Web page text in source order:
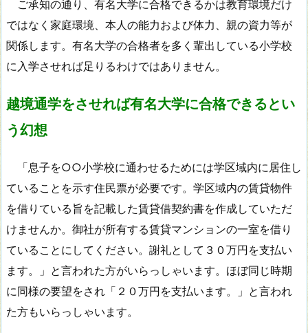
ご承知の通り、有名大学に合格できるかは教育環境だけ
ではなく家庭環境、本人の能力および体力、親の資力等が
関係します。有名大学の合格者を多く輩出している小学校
に入学させれば足りるわけではありません。
越境通学をさせれば有名大学に合格できるとい
う幻想
「息子を○○小学校に通わせるためには学区域内に居住し
ていることを示す住民票が必要です。学区域内の賃貸物件
を借りている旨を記載した賃貸借契約書を作成していただ
けませんか。御社が所有する賃貸マンションの一室を借り
ていることにしてください。謝礼として３０万円を支払い
ます。」と言われた方がいらっしゃいます。ほぼ同じ時期
に同様の要望をされ「２０万円を支払います。」と言われ
た方もいらっしゃいます。